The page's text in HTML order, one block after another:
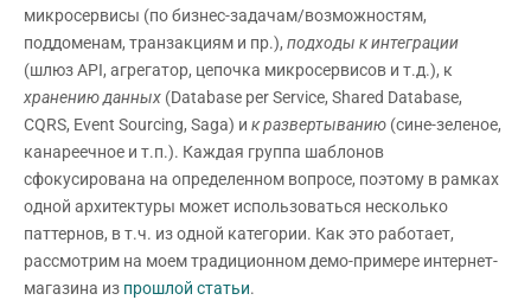
микросервисы (по бизнес-задачам/возможностям,
поддоменам, транзакциям и пр.), подходы к интеграции
(шлюз API, агрегатор, цепочка микросервисов и т.д.), к
хранению данных (Database per Service, Shared Database,
CQRS, Event Sourcing, Saga) и к развертыванию (сине-зеленое,
канареечное и т.п.). Каждая группа шаблонов
сфокусирована на определенном вопросе, поэтому в рамках
одной архитектуры может использоваться несколько
паттернов, в т.ч. из одной категории. Как это работает,
рассмотрим на моем традиционном демо-примере интернет-
магазина из прошлой статьи.